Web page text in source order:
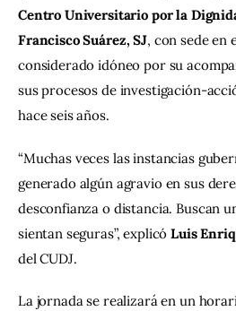
Centro Universitario por la
Francisco Suárez, SJ, con sede en
considerado idóneo por su
sus procesos de investigación-
hace seis años.
“Muchas veces las instancias
generado algún agravio en sus
desconfianza o distancia. Buscan
sientan seguras”, explicó Luis
del CUDJ.
La jornada se realizará en un